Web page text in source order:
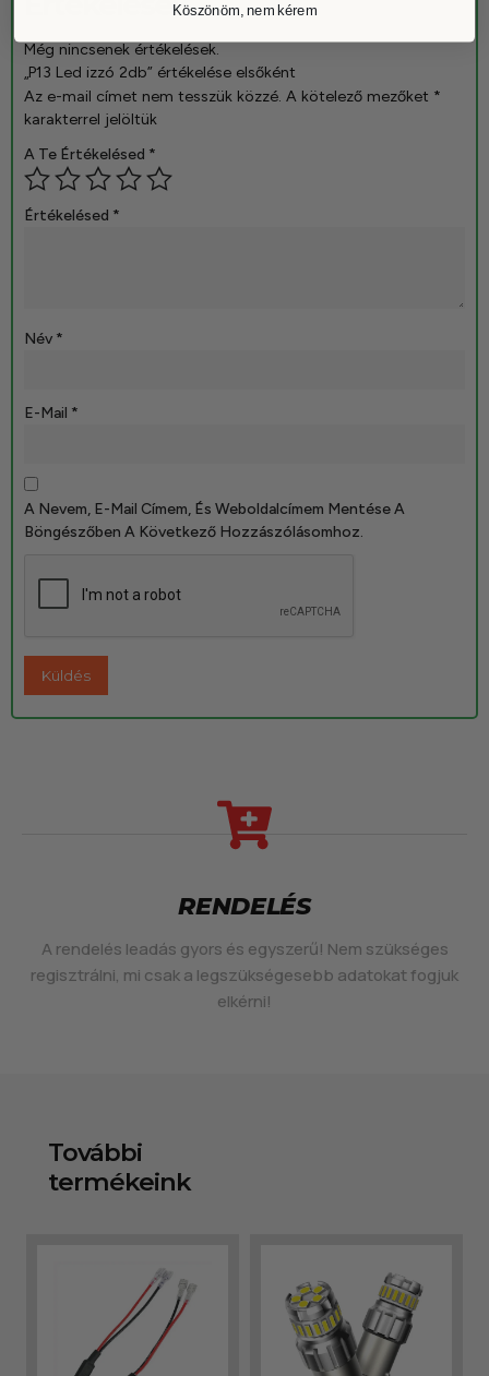
Még nincsenek értékelések.
„P13 Led izzó 2db” értékelése elsőként
Az e-mail címet nem tesszük közzé. A kötelező mezőket *
karakterrel jelöltük
A Te Értékelésed *
Értékelésed *
Név *
E-Mail *
A Nevem, E-Mail Címem, És Weboldalcímem Mentése A
Böngészőben A Következő Hozzászólásomhoz.
RENDELÉS
A rendelés leadás gyors és egyszerű! Nem szükséges
regisztrálni, mi csak a legszükségesebb adatokat fogjuk
elkérni!
További
termékeink
Köszönöm, nem kérem